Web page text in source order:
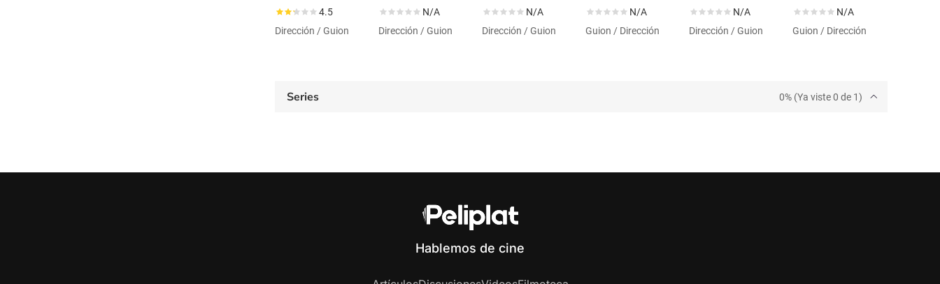
4.5
Dirección / Guion
N/A
Dirección / Guion
N/A
Dirección / Guion
N/A
Guion / Dirección
N/A
Dirección / Guion
N/A
Guion / Dirección
Series 0% (Ya viste 0 de 1)
Hablemos de cine